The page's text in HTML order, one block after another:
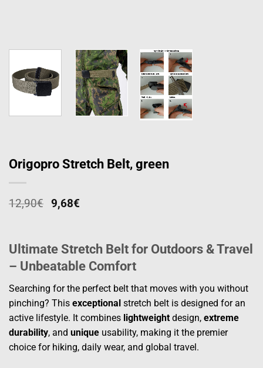
Origopro Stretch Belt, green
12,90€ 9,68€
Ultimate Stretch Belt for Outdoors & Travel
– Unbeatable Comfort
Searching for the perfect belt that moves with you without
pinching? This exceptional stretch belt is designed for an
active lifestyle. It combines lightweight design, extreme
durability, and unique usability, making it the premier
choice for hiking, daily wear, and global travel.